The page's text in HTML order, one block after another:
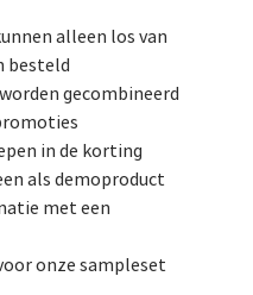
alleen los van
besteld
gecombineerd
in de korting
als demoproduct
met een
onze sampleset